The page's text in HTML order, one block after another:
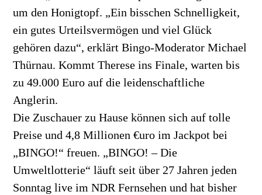
um den Honigtopf. „Ein bisschen Schnelligkeit,
ein gutes Urteilsvermögen und viel Glück
gehören dazu“, erklärt Bingo-Moderator Michael
Thürnau. Kommt Therese ins Finale, warten bis
zu 49.000 Euro auf die leidenschaftliche
Anglerin.
Die Zuschauer zu Hause können sich auf tolle
Preise und 4,8 Millionen €uro im Jackpot bei
„BINGO!“ freuen. „BINGO! – Die
Umweltlotterie“ läuft seit über 27 Jahren jeden
Sonntag live im NDR Fernsehen und hat bisher